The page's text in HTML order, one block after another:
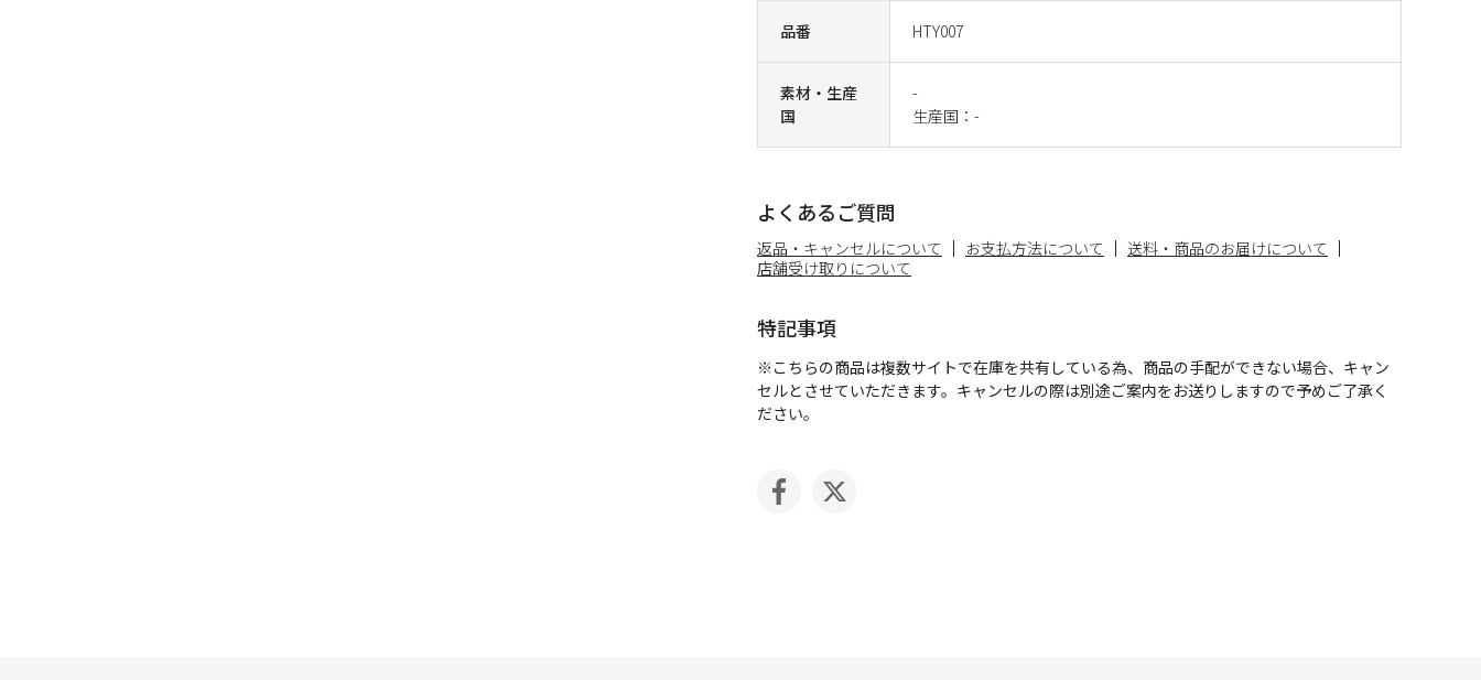
品番 HTY007
素材・生産
国
-
生産国：-
よくあるご質問
返品・キャンセルについて お支払方法について
送料・商品のお届けについて
店舗受け取りについて
特記事項
※こちらの商品は複数サイトで在庫を共有している為、商品の手配ができない場合、キャン
セルとさせていただきます。キャンセルの際は別途ご案内をお送りしますので予めご了承く
ださい。